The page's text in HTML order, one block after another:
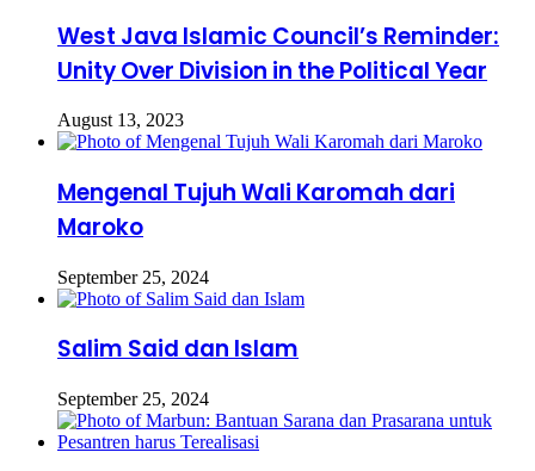
West Java Islamic Council’s Reminder:
Unity Over Division in the Political Year
August 13, 2023
Mengenal Tujuh Wali Karomah dari
Maroko
September 25, 2024
Salim Said dan Islam
September 25, 2024